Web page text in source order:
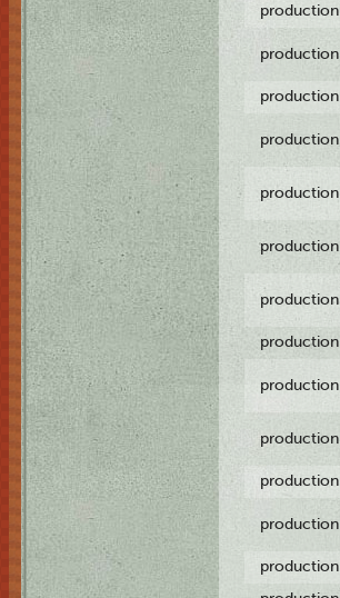
production
production
production
production
production
production
production
production
production
production
production
production
production